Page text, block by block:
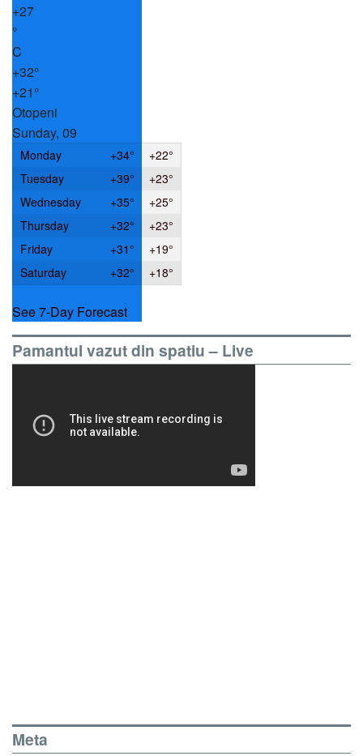
+27
°
C
+32°
+21°
Otopeni
Sunday, 09
Monday +34° +22°
Tuesday
+39° +23°
Wednesday
+35° +25°
Thursday
+32° +23°
Friday
+31° +19°
Saturday
+32° +18°
See 7-Day Forecast
Pamantul vazut din spatiu – Live
Meta